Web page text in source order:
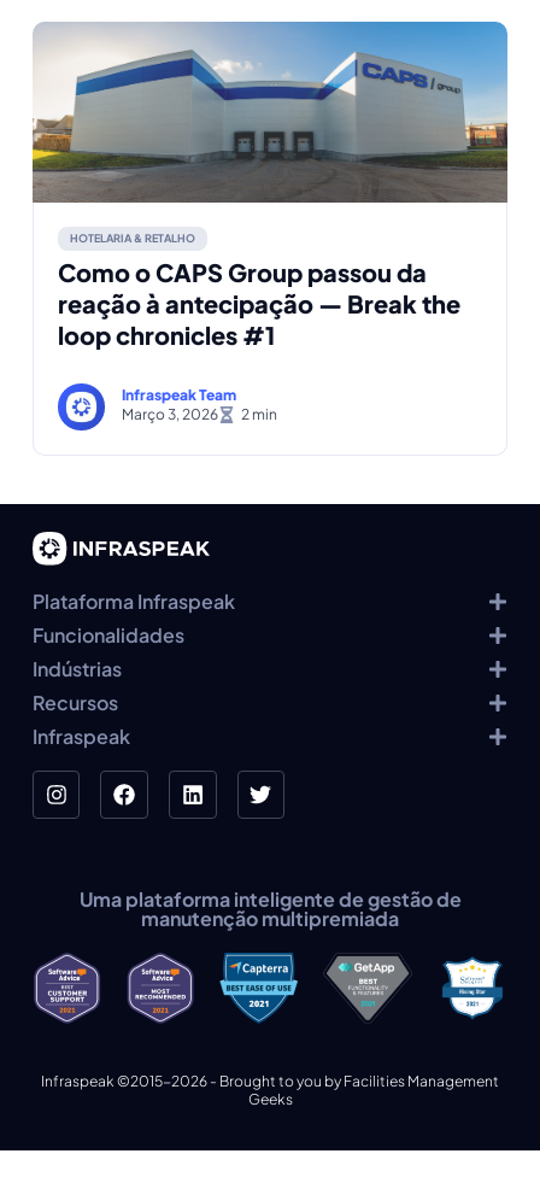
HOTELARIA & RETALHO
Como o CAPS Group passou da
reação à antecipação — Break the
loop chronicles #1
Infraspeak Team
Março 3, 2026
Plataforma Infraspeak
Funcionalidades
Indústrias
Recursos
Infraspeak
Uma plataforma inteligente de gestão de
manutenção multipremiada
Infraspeak ©2015-2026 - Brought to you by Facilities Management
Geeks